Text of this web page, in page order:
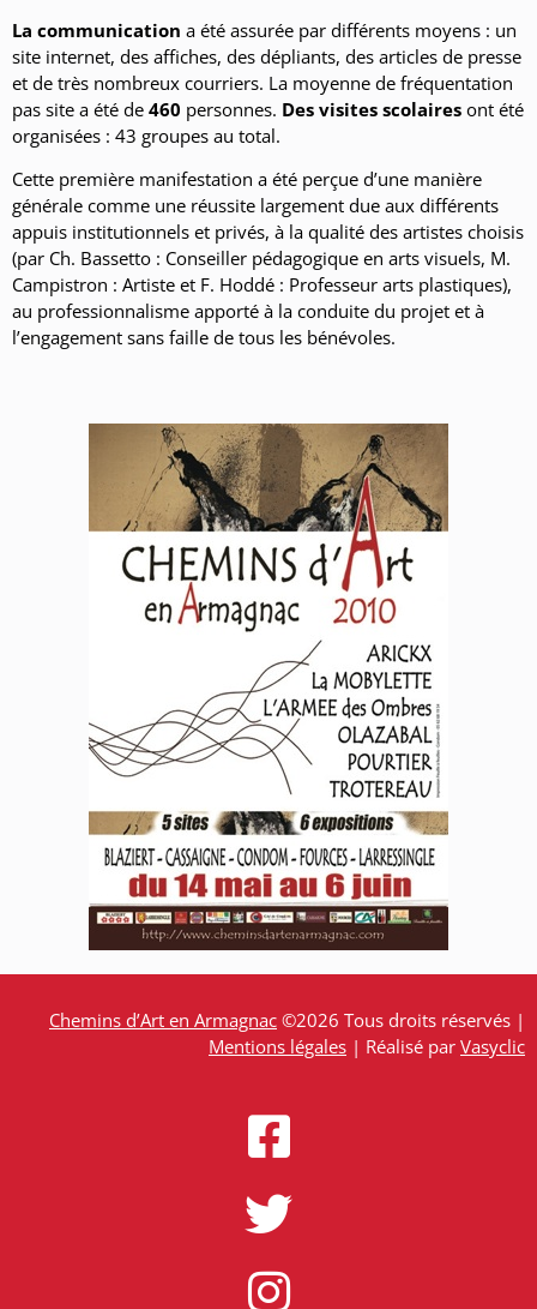
La communication a été assurée par différents moyens : un
site internet, des affiches, des dépliants, des articles de presse
et de très nombreux courriers. La moyenne de fréquentation
pas site a été de 460 personnes. Des visites scolaires ont été
organisées : 43 groupes au total.
Cette première manifestation a été perçue d’une manière
générale comme une réussite largement due aux différents
appuis institutionnels et privés, à la qualité des artistes choisis
(par Ch. Bassetto : Conseiller pédagogique en arts visuels, M.
Campistron : Artiste et F. Hoddé : Professeur arts plastiques),
au professionnalisme apporté à la conduite du projet et à
l’engagement sans faille de tous les bénévoles.
Chemins d’Art en Armagnac ©2026 Tous droits réservés |
Mentions légales | Réalisé par Vasyclic